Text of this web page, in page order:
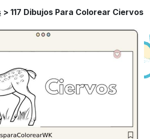
> 117 Dibujos Para Colorear Ciervos